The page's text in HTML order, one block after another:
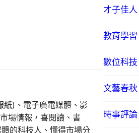
紙)、電子廣電媒體、影
場情報，喜閱讀、書
的科技人、懂得市場分
才子佳人
教育學習
數位科技
文藝春秋
時事評論